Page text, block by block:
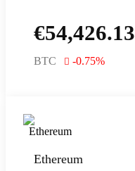
€54,426.13
BTC -0.75%
Ethereum